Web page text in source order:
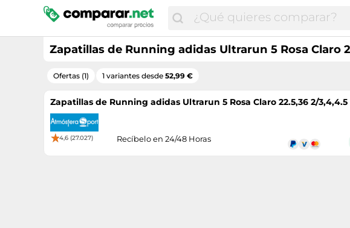
Zapatillas de Running adidas Ultrarun 5 Rosa Claro
Ofertas (1) 1 variantes desde 52,99 €
Zapatillas de Running adidas Ultrarun 5 Rosa Claro 22.5,36 2/3,4,4.5
4,6 (27.027) Recíbelo en 24/48 Horas